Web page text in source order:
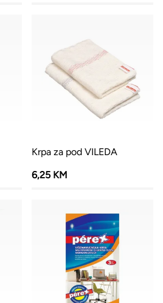
Krpa za pod VILEDA
6,25 KM